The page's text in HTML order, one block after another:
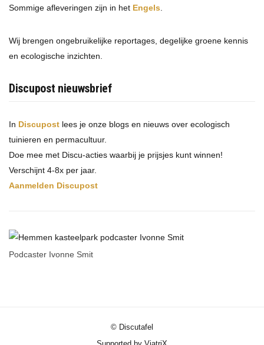
Sommige afleveringen zijn in het Engels
Wij brengen ongebruikelijke reportages, degelijke groene kennis
en ecologische inzichten.
Discupost nieuwsbrief
In Discupost lees je onze blogs en nieuws over ecologisch
tuinieren en permacultuur.
Doe mee met Discu-acties waarbij je prijsjes kunt winnen!
Verschijnt 4-8x per jaar.
Aanmelden Discupost
Podcaster Ivonne Smit
© Discutafel